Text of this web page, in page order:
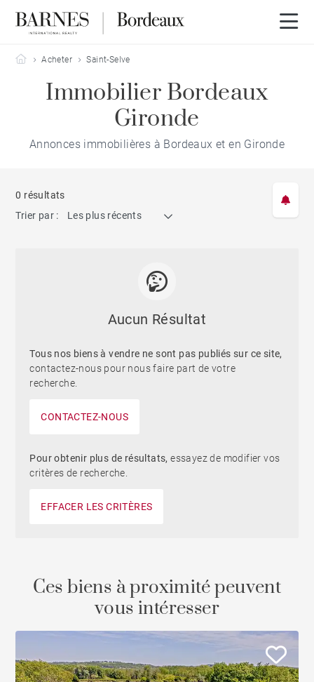
Barnes Bordeaux
Acheter Saint-Selve
Immobilier Bordeaux
Gironde
Annonces immobilières à Bordeaux et en Gironde
0 résultats
Trier par :
Les plus récents
Aucun Résultat
Tous nos biens à vendre ne sont pas publiés sur ce site,
contactez-nous pour nous faire part de votre
recherche.
CONTACTEZ-NOUS
Pour obtenir plus de résultats,essayez de modifier vos
critères de recherche.
EFFACER LES CRITÈRES
Ces biens à proximité peuvent
vous intéresser